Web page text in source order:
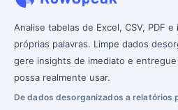
Analise tabelas de Excel, CSV, PDF
próprias palavras. Limpe dados
gere insights de imediato e
possa realmente usar.
De dados desorganizados a relatórios